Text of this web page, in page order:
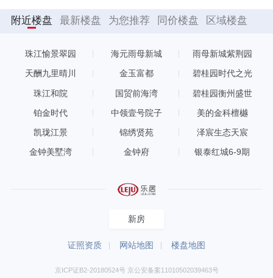
附近楼盘 最新楼盘 为您推荐 同价楼盘 区域楼盘
珠江愉景翠园 海元雨母新城 雨母新城紫荆园
天酬九里晴川 金玉富都 碧桂园时代之光
珠江和院 国贸前海湾 碧桂园衡州盛世
铂金时代 中领壹号院子 美的金科檀樾
凯珑江景 锦绣贤苑 泽宸生态天宸
金钟美墅湾 金钟府 银泰红城6-9期
新房
证照资质 网站地图 楼盘地图
京ICP证B2-20180524号 京公安备案11010502039463号